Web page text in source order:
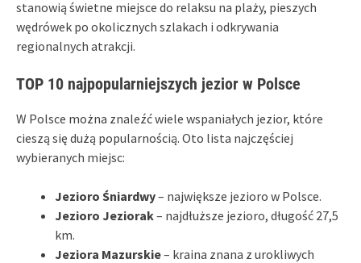
stanowią świetne miejsce do relaksu na plaży, pieszych
wędrówek po okolicznych szlakach i odkrywania
regionalnych atrakcji.
TOP 10 najpopularniejszych jezior w Polsce
W Polsce można znaleźć wiele wspaniałych jezior, które
cieszą się dużą popularnością. Oto lista najczęściej
wybieranych miejsc:
Jezioro Śniardwy– największe jezioro w Polsce.
Jezioro Jeziorak– najdłuższe jezioro, długość 27,5
km.
Jeziora Mazurskie– kraina znana z urokliwych